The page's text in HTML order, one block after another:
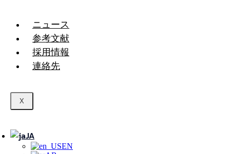
ニュース
参考文献
採用情報
連絡先
X
JA
EN